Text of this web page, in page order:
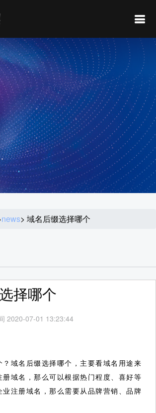
news> 域名后缀选择哪个
择哪个
2020-07-01 13:23:44
域名后缀选择哪个，主要看域名用途来
册域名，那么可以根据热门程度、喜好等
注册域名，那么需要从品牌营销、品牌